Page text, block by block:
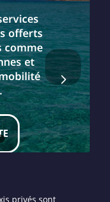
offerts
comme
et
1 2 4 5 6
privés sont